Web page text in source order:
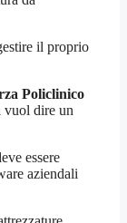
il proprio
Policlinico
vuol dire un
essere
aziendali